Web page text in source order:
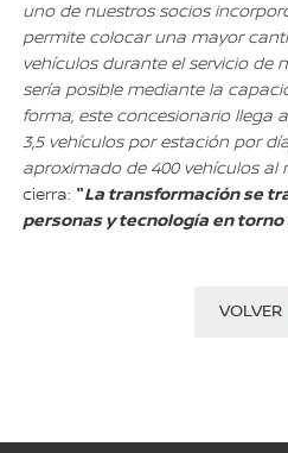
uno de nuestros socios
permite colocar una mayor
vehículos durante el servicio de
sería posible mediante la
forma, este concesionario llega
3,5 vehículos por estación por
aproximado de 400 vehículos al
cierra: "La transformación se
personas y tecnología en torno
VOLVER